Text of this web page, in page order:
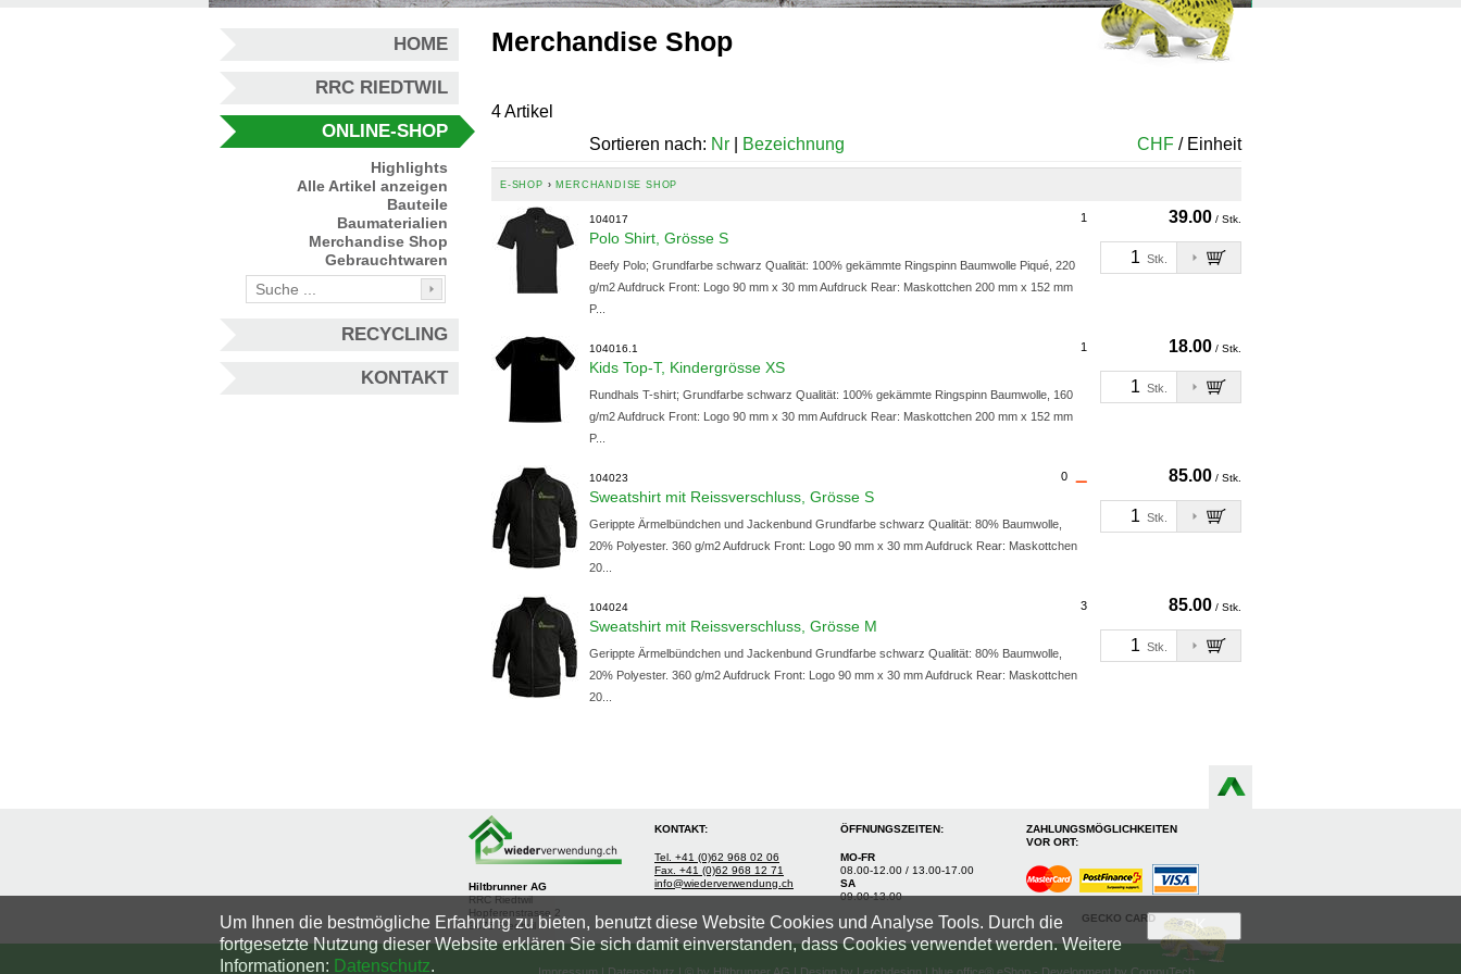
HOME
RRC RIEDTWIL
ONLINE-SHOP
Highlights
Alle Artikel anzeigen
Bauteile
Baumaterialien
Merchandise Shop
Gebrauchtwaren
RECYCLING
KONTAKT
Merchandise Shop
4 Artikel
Sortieren nach: Nr Bezeichnung CHF / Einheit
E-SHOP › MERCHANDISE SHOP
1
104017
Polo Shirt, Grösse S
Beefy Polo; Grundfarbe schwarz Qualität: 100% gekämmte Ringspinn Baumwolle Piqué, 220
g/m2 Aufdruck Front: Logo 90 mm x 30 mm Aufdruck Rear: Maskottchen 200 mm x 152 mm
P...
39.00 / Stk.
Stk.
1
104016.1
Kids Top-T, Kindergrösse XS
Rundhals T-shirt; Grundfarbe schwarz Qualität: 100% gekämmte Ringspinn Baumwolle, 160
g/m2 Aufdruck Front: Logo 90 mm x 30 mm Aufdruck Rear: Maskottchen 200 mm x 152 mm
P...
18.00 / Stk.
Stk.
0
104023
Sweatshirt mit Reissverschluss, Grösse S
Gerippte Ärmelbündchen und Jackenbund Grundfarbe schwarz Qualität: 80% Baumwolle,
20% Polyester. 360 g/m2 Aufdruck Front: Logo 90 mm x 30 mm Aufdruck Rear: Maskottchen
20...
85.00 / Stk.
Stk.
3
104024
Sweatshirt mit Reissverschluss, Grösse M
Gerippte Ärmelbündchen und Jackenbund Grundfarbe schwarz Qualität: 80% Baumwolle,
20% Polyester. 360 g/m2 Aufdruck Front: Logo 90 mm x 30 mm Aufdruck Rear: Maskottchen
20...
85.00 / Stk.
Stk.
Hiltbrunner AG
RRC Riedtwil
Hopferenstrasse 2
3475 Riedtwil
KONTAKT:
Tel. +41 (0)62 968 02 06
Fax. +41 (0)62 968 12 71
info@wiederverwendung.ch
ÖFFNUNGSZEITEN:
MO-FR
08.00-12.00 / 13.00-17.00
SA
09.00-13.00
ZAHLUNGSMÖGLICHKEITEN
VOR ORT:
GECKO CARD OK
Um Ihnen die bestmögliche Erfahrung zu bieten, benutzt diese Website Cookies und Analyse Tools. Durch die
fortgesetzte Nutzung dieser Website erklären Sie sich damit einverstanden, dass Cookies verwendet werden. Weitere
Informationen: Datenschutz.